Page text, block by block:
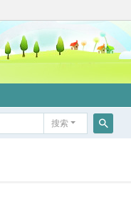
搜索